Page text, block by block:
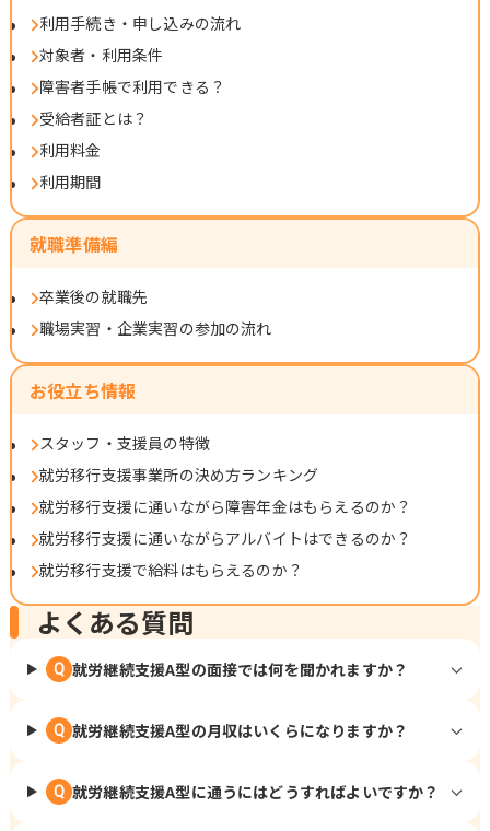
利用手続き・申し込みの流れ
対象者・利用条件
障害者手帳で利用できる？
受給者証とは？
利用料金
利用期間
就職準備編
卒業後の就職先
職場実習・企業実習の参加の流れ
お役立ち情報
スタッフ・支援員の特徴
就労移行支援事業所の決め方ランキング
就労移行支援に通いながら障害年金はもらえるのか？
就労移行支援に通いながらアルバイトはできるのか？
就労移行支援で給料はもらえるのか？
よくある質問
Q 就労継続支援A型の面接では何を聞かれますか？
Q 就労継続支援A型の月収はいくらになりますか？
Q 就労継続支援A型に通うにはどうすればよいですか？